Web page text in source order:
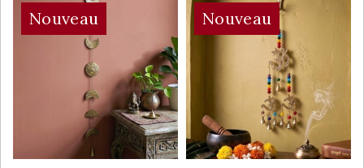
Nouveau Nouveau